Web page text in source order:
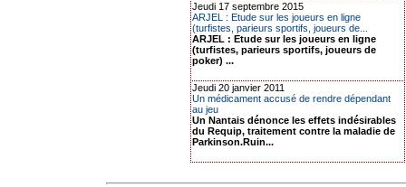
Jeudi 17 septembre 2015
ARJEL : Etude sur les joueurs en ligne
(turfistes, parieurs sportifs, joueurs de...
ARJEL : Etude sur les joueurs en ligne
(turfistes, parieurs sportifs, joueurs de
poker) ...
Jeudi 20 janvier 2011
Un médicament accusé de rendre dépendant
au jeu
Un Nantais dénonce les effets indésirables
du Requip, traitement contre la maladie de
Parkinson.Ruin...